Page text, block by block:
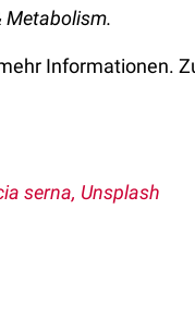
Metabolism.
Informationen.
serna, Unsplash